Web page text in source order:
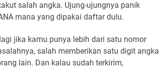
salah angka. Ujung-ujungnya panik
mana yang dipakai daftar dulu.
jika kamu punya lebih dari satu nomor
salah memberikan satu digit angka
lain. Dan kalau sudah terkirim,